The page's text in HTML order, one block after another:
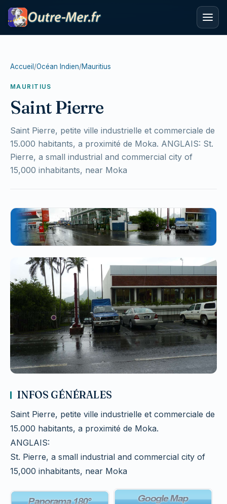
Accueil /Océan Indien/Mauritius
MAURITIUS
Saint Pierre
Saint Pierre, petite ville industrielle et commerciale de
15.000 habitants, a proximité de Moka. ANGLAIS: St.
Pierre, a small industrial and commercial city of
15,000 inhabitants, near Moka
INFOS GÉNÉRALES
Saint Pierre, petite ville industrielle et commerciale de
15.000 habitants, a proximité de Moka.
ANGLAIS:
St. Pierre, a small industrial and commercial city of
15,000 inhabitants, near Moka